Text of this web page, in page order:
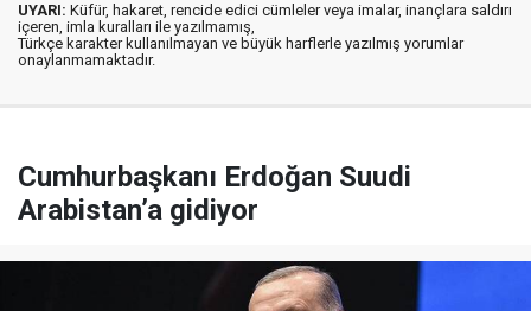
UYARI: Küfür, hakaret, rencide edici cümleler veya imalar, inançlara saldırı
içeren, imla kuralları ile yazılmamış,
Türkçe karakter kullanılmayan ve büyük harflerle yazılmış yorumlar
onaylanmamaktadır.
Cumhurbaşkanı Erdoğan Suudi
Arabistan’a gidiyor